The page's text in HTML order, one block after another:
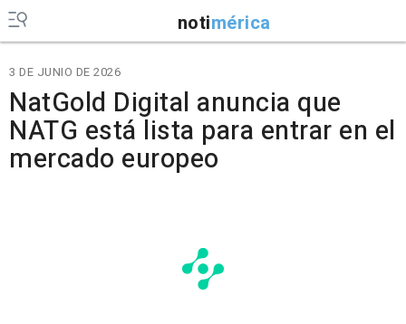
notimérica
3 DE JUNIO DE 2026
NatGold Digital anuncia que
NATG está lista para entrar en el
mercado europeo